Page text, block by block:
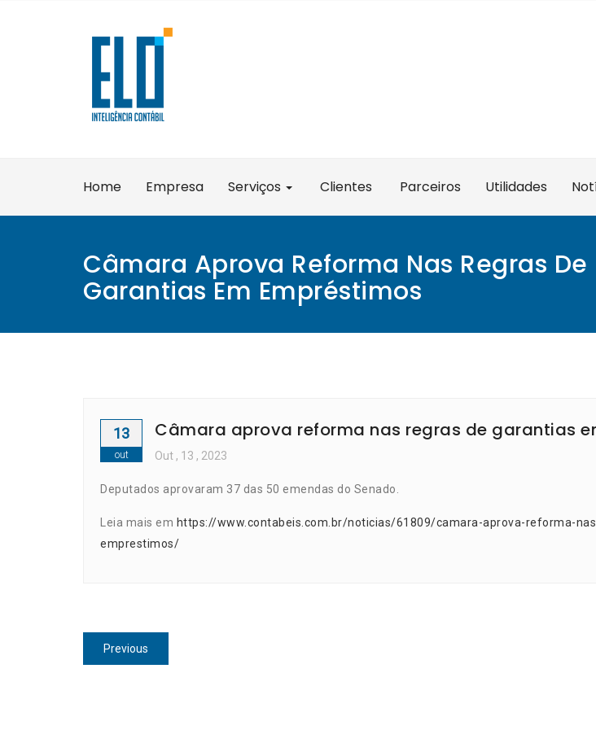
Home Empresa Serviços Clientes Parceiros Utilidades
Câmara Aprova Reforma Nas Regras De
Garantias Em Empréstimos
13
out
Câmara aprova reforma nas regras de garantias
Out , 13 , 2023
Deputados aprovaram 37 das 50 emendas do Senado.
Leia mais em https://www.contabeis.com.br/noticias/61809/camara-aprova-reforma-
emprestimos/
Navegação
de
Previous
post: